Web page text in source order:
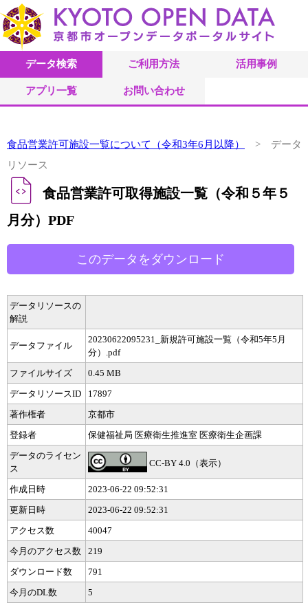
データ検索 ご利用方法 活用事例
アプリ一覧 お問い合わせ
食品営業許可施設一覧について（令和3年6月以降）
> データ
リソース
食品営業許可取得施設一覧（令和５年５
月分）PDF
データリソースの
解説
データファイル
20230622095231_新規許可施設一覧（令和5年5月
分）.pdf
ファイルサイズ
0.45 MB
データリソースID
17897
著作権者
京都市
登録者
保健福祉局 医療衛生推進室 医療衛生企画課
データのライセン
ス
CC-BY 4.0（表示）
作成日時
2023-06-22 09:52:31
更新日時
2023-06-22 09:52:31
アクセス数
40047
今月のアクセス数
219
ダウンロード数
791
今月のDL数
5